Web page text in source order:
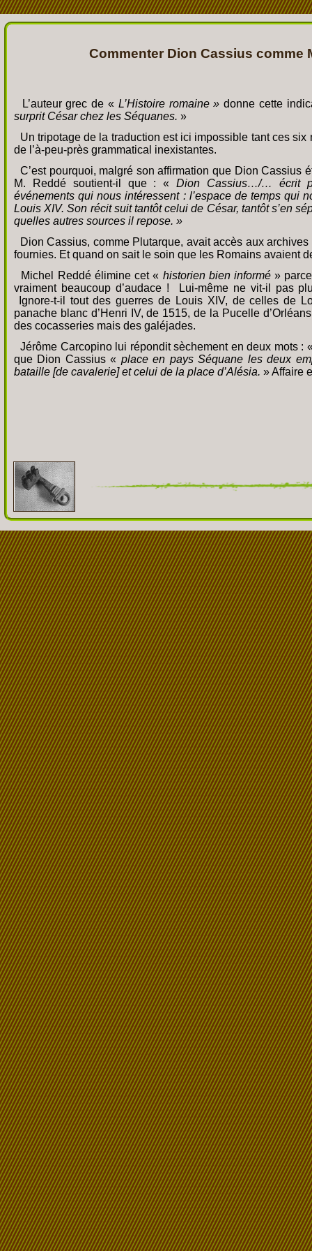
Commenter Dion Cassius comme
L’auteur grec de « L’Histoire romaine » donne cette
surprit César chez les Séquanes. »
Un tripotage de la traduction est ici impossible tant ces six
de l’à-peu-près grammatical inexistantes.
C’est pourquoi, malgré son affirmation que Dion Cassius
M. Reddé soutient-il que : « Dion Cassius…/… écrit
événements qui nous intéressent : l’espace de temps qui
Louis XIV. Son récit suit tantôt celui de César, tantôt s’en
quelles autres sources il repose. »
Dion Cassius, comme Plutarque, avait accès aux archives
fournies. Et quand on sait le soin que les Romains avaient
Michel Reddé élimine cet « historien bien informé »
vraiment beaucoup d’audace ! Lui-même ne vit-il pas
Ignore-t-il tout des guerres de Louis XIV, de celles de
panache blanc d’Henri IV, de 1515, de la Pucelle
des cocasseries mais des galéjades.
Jérôme Carcopino lui répondit sèchement en deux mots :
que Dion Cassius « place en pays Séquane les deux
bataille [de cavalerie] et celui de la place d’Alésia. » Affaire